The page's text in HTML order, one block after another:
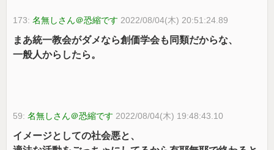
173:名無しさん＠恐縮です 2022/08/04(木) 20:51:24.89
まあ統一教会がダメなら創価学会も同類だからな、
一般人からしたら。
59:名無しさん＠恐縮です 2022/08/04(木) 19:48:43.10
イメージとしての社会悪と、